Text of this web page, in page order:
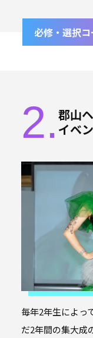
必修・選択コ
2. 郡山
イベ
毎年2年生によっ
だ2年間の集大成